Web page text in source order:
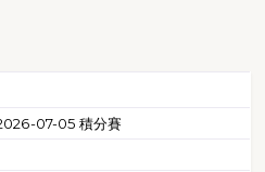
07-05 積分賽